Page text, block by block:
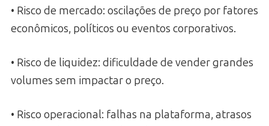
• Risco de mercado: oscilações de preço por fatores
econômicos, políticos ou eventos corporativos.
• Risco de liquidez: dificuldade de vender grandes
volumes sem impactar o preço.
• Risco operacional: falhas na plataforma, atrasos